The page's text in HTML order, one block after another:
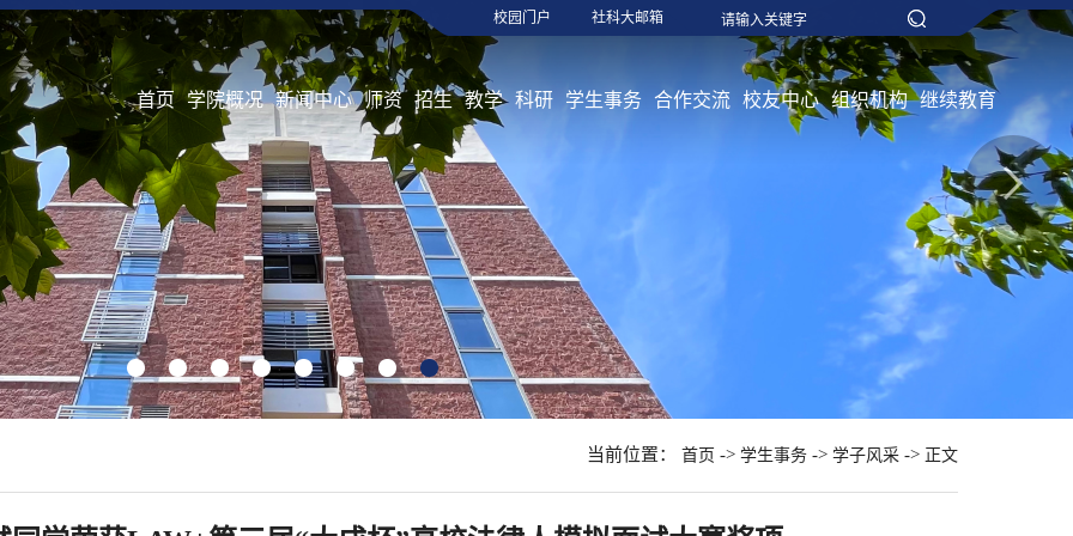
校园门户 社科大邮箱
首页 学院概况 新闻中心 师资 招生 教学 科研 学生事务 合作交流 校友中心 组织机构 继续教育
1 2 3 4 5 6 7 8
当前位置： 首页 -> 学生事务 -> 学子风采 -> 正文